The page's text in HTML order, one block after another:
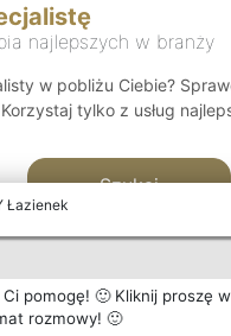
Łazienek
pomogę! 🙂 Kliknij proszę w
rozmowy! 🙂
najlepszych w branży
w pobliżu Ciebie?
tylko z usług
Szukaj